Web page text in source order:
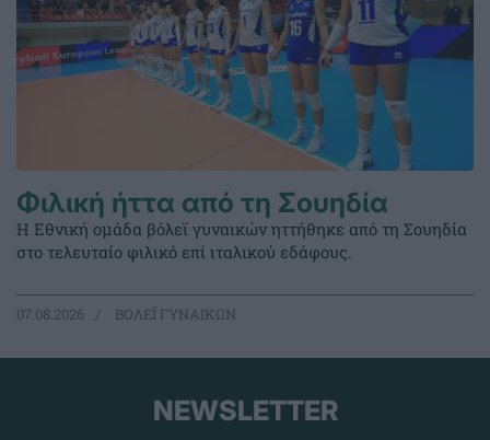
Φιλική ήττα από τη Σουηδία
Η Εθνική ομάδα βόλεϊ γυναικών ηττήθηκε από τη Σουηδία
στο τελευταίο φιλικό επί ιταλικού εδάφους.
07.08.2026 ΒΟΛΕΪ ΓΥΝΑΙΚΩΝ
NEWSLETTER